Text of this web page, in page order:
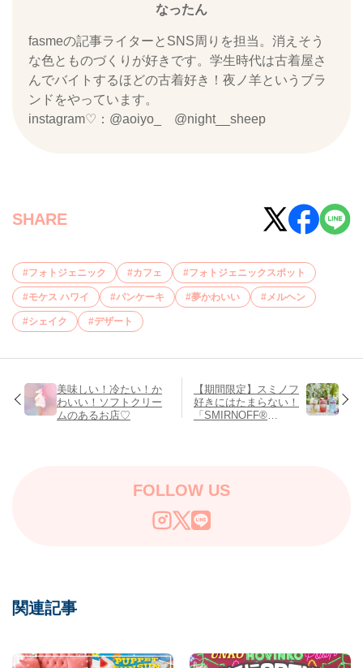
なったん
fasmeの記事ライターとSNS周りを担当。消えそう
な色とものづくりが好きです。学生時代は古着屋さ
んでバイトするほどの古着好き！夜ノ羊というブラ
ンドをやっています。
instagram♡：@aoiyo_ @night__sheep
SHARE
フォトジェニック カフェ フォトジェニックスポット
モケス ハワイ パンケーキ 夢かわいい メルヘン
シェイク デザート
美味しい！冷たい！か
わいい！ソフトクリー
ムのあるお店♡
【期間限定】スミノフ
好きにはたまらない！
「SMIRNOFF®
FOLLOW US
関連記事